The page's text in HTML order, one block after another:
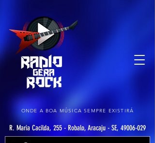
ONDE A BOA MÚSICA SEMPRE EXISTIRÁ
R. Maria Cacilda, 255 - Robalo, Aracaju - SE, 49006-029